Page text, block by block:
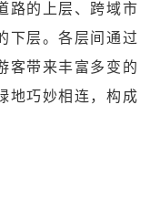
路的上层、跨域市
下层。各层间通过
客带来丰富多变的
地巧妙相连，构成